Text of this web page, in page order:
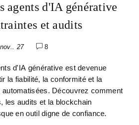
agents d'IA générative
et audits
nov.. 27 8
d'IA générative est devenue
la fiabilité, la conformité et la
Découvrez comment
les audits et la blockchain
en outil digne de confiance.